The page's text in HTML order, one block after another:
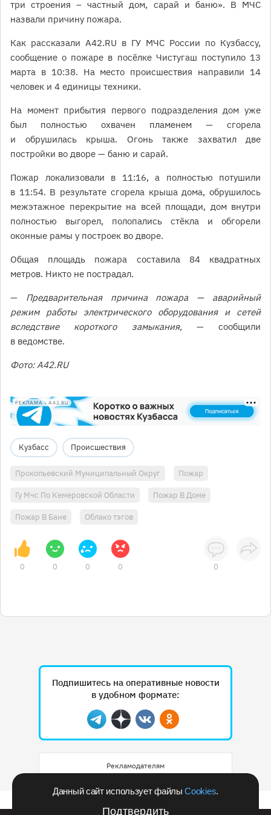
Данный сайт использует файлыCookies.
Подтвердить
три строения – частный дом, сарай и баню». В МЧС
назвали причину пожара.
Как рассказали A42.RU в ГУ МЧС России по Кузбассу,
сообщение о пожаре в посёлке Чистугаш поступило 13
марта в 10:38. На место происшествия направили 14
человек и 4 единицы техники.
На момент прибытия первого подразделения дом уже
был полностью охвачен пламенем — сгорела
и обрушилась крыша. Огонь также захватил две
постройки во дворе — баню и сарай.
Пожар локализовали в 11:16, а полностью потушили
в 11:54. В результате сгорела крыша дома, обрушилось
межэтажное перекрытие на всей площади, дом внутри
полностью выгорел, полопались стёкла и обгорели
оконные рамы у построек во дворе.
Общая площадь пожара составила 84 квадратных
метров. Никто не пострадал.
— Предварительная причина пожара — аварийный
режим работы электрического оборудования и сетей
вследствие короткого замыкания, — сообщили
в ведомстве.
Фото: A42.RU
РЕКЛАМА • A42.RU
Кузбасс Происшествия
Прокопьевский Муниципальный Округ Пожар
Гу Мчс По Кемеровской Области Пожар В Доме
Пожар В Бане Облако тэгов
0 0 0 0 0
Подпишитесь на оперативные новости
в удобном формате:
Telegram
ДзенВконтактеОдноклассники
Рекламодателям